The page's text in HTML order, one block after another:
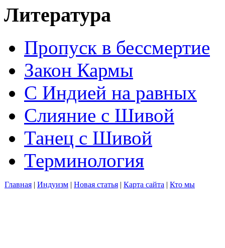
Литература
Пропуск в бессмертие
Закон Кармы
С Индией на равных
Слияние с Шивой
Танец с Шивой
Терминология
Главная | Индуизм | Новая статья | Карта сайта | Кто мы